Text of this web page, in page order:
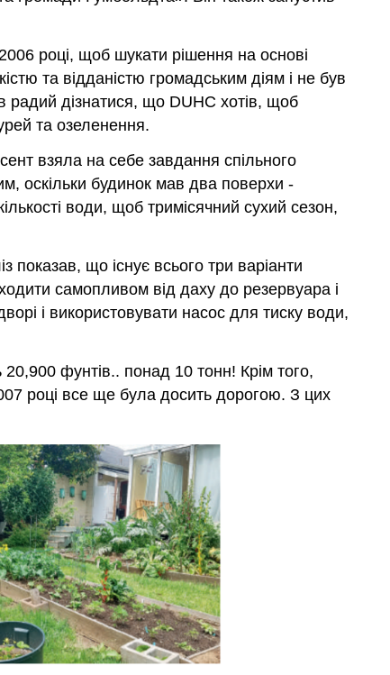
році, щоб шукати рішення на основі
та відданістю громадським діям і не був
радий дізнатися, що DUHC хотів, щоб
та озеленення.
взяла на себе завдання спільного
оскільки будинок мав два поверхи -
води, щоб тримісячний сухий сезон,
що існує всього три варіанти
самопливом від даху до резервуара і
і використовувати насос для тиску води,
фунтів.. понад 10 тонн! Крім того,
році все ще була досить дорогою. З цих